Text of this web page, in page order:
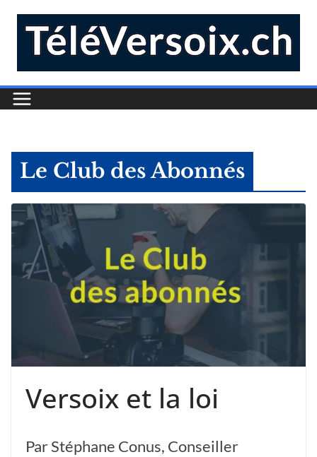
Le Club des Abonnés
Versoix et la loi
Par Stéphane Conus, Conseiller